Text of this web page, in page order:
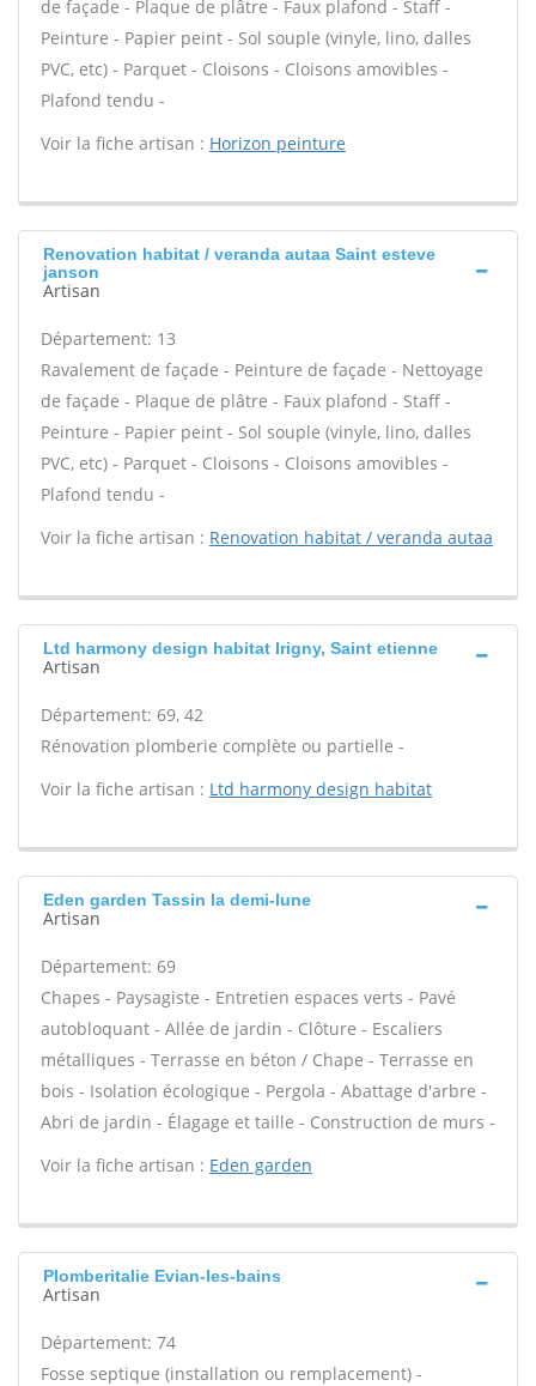
de façade - Plaque de plâtre - Faux plafond - Staff -
Peinture - Papier peint - Sol souple (vinyle, lino, dalles
PVC, etc) - Parquet - Cloisons - Cloisons amovibles -
Plafond tendu -
Voir la fiche artisan : Horizon peinture
Renovation habitat / veranda autaa Saint esteve
janson
Artisan
Département: 13
Ravalement de façade - Peinture de façade - Nettoyage
de façade - Plaque de plâtre - Faux plafond - Staff -
Peinture - Papier peint - Sol souple (vinyle, lino, dalles
PVC, etc) - Parquet - Cloisons - Cloisons amovibles -
Plafond tendu -
Voir la fiche artisan : Renovation habitat / veranda autaa
Ltd harmony design habitat Irigny, Saint etienne
Artisan
Département: 69, 42
Rénovation plomberie complète ou partielle -
Voir la fiche artisan : Ltd harmony design habitat
Eden garden Tassin la demi-lune
Artisan
Département: 69
Chapes - Paysagiste - Entretien espaces verts - Pavé
autobloquant - Allée de jardin - Clôture - Escaliers
métalliques - Terrasse en béton / Chape - Terrasse en
bois - Isolation écologique - Pergola - Abattage d'arbre -
Abri de jardin - Élagage et taille - Construction de murs -
Voir la fiche artisan : Eden garden
Plomberitalie Evian-les-bains
Artisan
Département: 74
Fosse septique (installation ou remplacement) -